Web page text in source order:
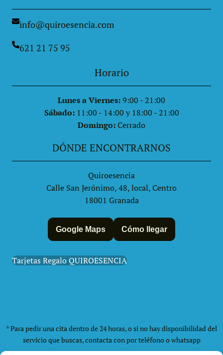
info@quiroesencia.com
621 21 75 95
Horario
Lunes a Viernes: 9:00 - 21:00
Sábado:11:00 - 14:00 y 18:00 - 21:00
Domingo: Cerrado
DÓNDE ENCONTRARNOS
Quiroesencia
Calle San Jerónimo, 48, local, Centro
18001 Granada
Google Maps Cómo llegar
Tarjetas Regalo QUIROESENCIA
* Para pedir una cita dentro de 24 horas, o si no hay disponibilidad del
servicio que buscas, contacta con por teléfono o whatsapp